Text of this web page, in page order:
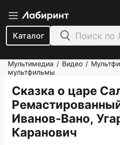
Каталог
Мультимедиа / Видео /
мультфильмы
Сказка о царе
Иванов-Вано,
Каранович